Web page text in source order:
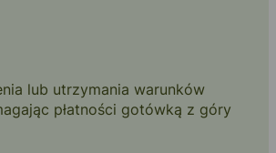
lub utrzymania warunków
płatności gotówką z góry